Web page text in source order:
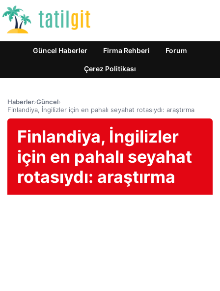
Güncel Haberler Firma Rehberi Forum
Çerez Politikası
Haberler›Güncel›
Finlandiya, İngilizler için en pahalı seyahat rotasıydı: araştırma
Finlandiya, İngilizler
için en pahalı seyahat
rotasıydı: araştırma